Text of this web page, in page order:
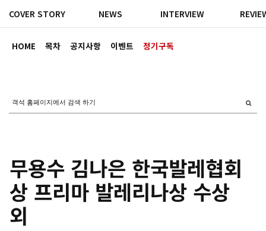
HOME 목차 공지사항 이벤트 정기구독
COVER STORY NEWS INTERVIEW
무용수 김나은 한국발레협회
상 프리마 발레리나상 수상
외